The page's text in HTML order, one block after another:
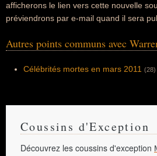
afficherons le lien vers cette nouvelle
préviendrons par e-mail quand il sera
Autres points communs avec
Célébrités mortes en mars 2011 (28)
Coussins d'Exception
Découvrez les coussins d'exception